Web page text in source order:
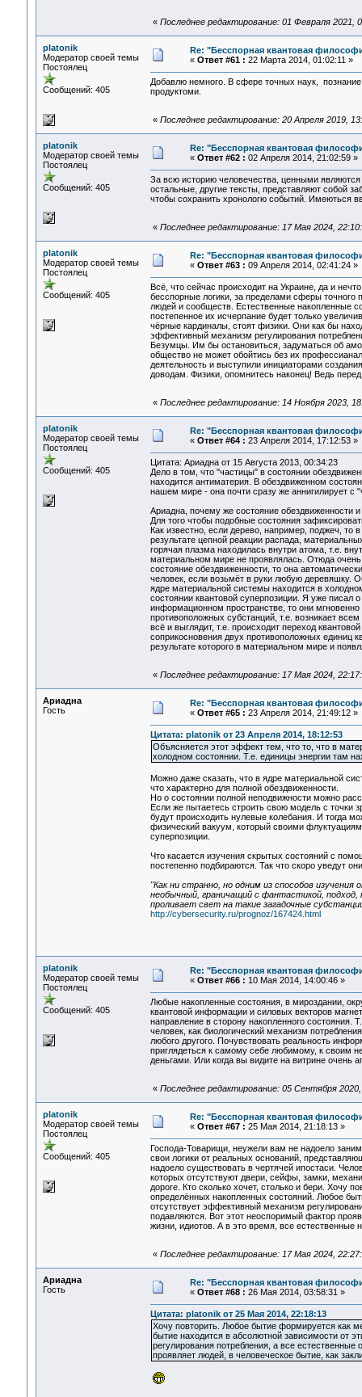
« Последнее редактирование: 01 Февраля 2021,
platonik
Модератор своей темы
Постоялец
Сообщений: 405
Re: "Бесспорная квантовая
« Ответ #61 : 22 Марта 2014, 01:02:11 »
Добавлю немного. В сфере точных наук,
продуктоми.
« Последнее редактирование: 20 Апреля 2019,
platonik
Модератор своей темы
Постоялец
Сообщений: 405
Re: "Бесспорная квантовая
« Ответ #62 : 02 Апреля 2014, 21:02:59 »
За всю историю человечества, ценными
остальные, другие тексты, представляют собой
чтобы сохранить хронологю событий. Имеються
« Последнее редактирование: 17 Мая 2024,
platonik
Модератор своей темы
Постоялец
Сообщений: 405
Re: "Бесспорная квантовая
« Ответ #63 : 09 Апреля 2014, 02:41:24 »
Всё, что сейчас происходит на Украине, да и
бесспорные логики, за пределами сферы точного
людей и сообществ. Естественные накопленные
постепенное их исчерпание будет только
чёрные кардиналы, стоят физики. Они как бы
эффективный механизм регулирования
Безумцы. Им бы остановиться, задуматься об
общество не может обойтись без их
деятельность и выступили инициаторами
доводам. Физики, опомнитесь наконец! Ведь
« Последнее редактирование: 14 Ноября 2023,
platonik
Модератор своей темы
Постоялец
Сообщений: 405
Re: "Бесспорная квантовая
« Ответ #64 : 23 Апреля 2014, 17:12:53 »
Цитата: Ариадна от 15 Августа 2013, 00:34:23
Дело в том, что "частицы" в состоянии
находится антиматерия. В обездвиженном
нашем мире - она почти сразу же аннигилирует с
Ариадна, почему же состояние обездвиженности
Для того чтобы подобные состояния
Как известно, если дерево, например, поджеч, то
результате цепной реакции распада,
горячая плазма находилась внутри атома, т.е.
материальном мире не проявлялась. Отюда
состояние обездвиженности, то она
человек, если возьмёт в руки любую деревяшку.
ядре материальной системы находится в
состоянии квантовой суперпозиции. Я уже писал
информационном пространстве, то они мгновенно
противоположных субстанций, т.е. возникает
всё и выглядит, т.е. происходит переход
соприкосновения двух противоположных единиц
результате которого в материальном мире и
« Последнее редактирование: 17 Мая 2024,
Ариадна
Гость
Re: "Бесспорная квантовая
« Ответ #65 : 23 Апреля 2014, 21:49:12 »
Цитата: platonik от 23 Апреля 2014, 18:12:53
Объясняется этот эффект тем, что то, что в
холодном состоянии. Т.е. единицы энергии там
Можно даже сказать, что в ядре материальной
что характерно для полной обездвиженности.
Но о состоянии полной неподвижности можно
Если же пытаетесь строить свою модель с точки
будут происходить нулевые колебания. И тогда
физический вакуум, который своими
суперпозиции.
Что касается изучения скрытых состояний с
постепенно подбираются. Так что скоро уведут
"Как ни странно, но одним из способов
необычный, граничащий с фантастикой,
проливает свет на такие загадочные
http://cybersecurity.ru/prognoz/167424.html
platonik
Модератор своей темы
Постоялец
Сообщений: 405
Re: "Бесспорная квантовая
« Ответ #66 : 10 Мая 2014, 14:00:46 »
Любые накопленные состояния, в мироздании,
квантовой информации и силовых векторов
направление в сторону накопленного состояния.
человек, как биологический механизм
любого другого. Почувствовать реальность
приглядеться к самому себе любимому, к своим
деньгами. Или когда вы видите на витрине очень
« Последнее редактирование: 05 Сентября
platonik
Модератор своей темы
Постоялец
Сообщений: 405
Re: "Бесспорная квантовая
« Ответ #67 : 25 Мая 2014, 21:18:13 »
Господа-Товарищи, неужели вам не надоело
свои логики от реальных оснований,
надоело существовать в чертячей ипостаси.
которых отсутствуют двери, сейфы, замки,
дороге. Кто сколько хочет, столько и бери. Хочу
определённых накопленных состояний. Любое
отсутствует эффективный механизм
подавляются. Вот этот неоспоримый фактор
жизни, идиотов. А в это время, все
« Последнее редактирование: 17 Мая 2024,
Ариадна
Гость
Re: "Бесспорная квантовая
« Ответ #68 : 26 Мая 2014, 03:58:31 »
Цитата: platonik от 25 Мая 2014, 22:18:13
Хочу повторить. Любое бытие формируется как
бытие находится в абсолютной зависимости от
регулирования потребления, а все
проявляет людей, в человеческое бытие, как